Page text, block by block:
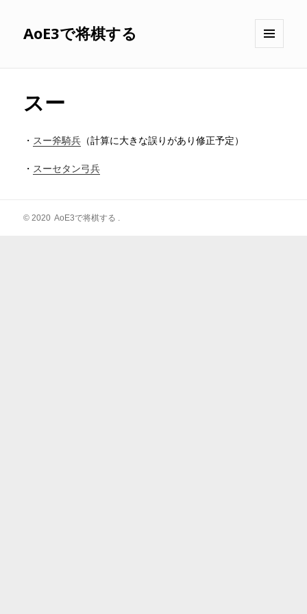
AoE3で将棋する
ーとウ
スー
・ スー斧騎兵 （計算に大きな誤りがあり修正予定）
・ スーセタン弓兵
© 2020AoE3で将棋する .